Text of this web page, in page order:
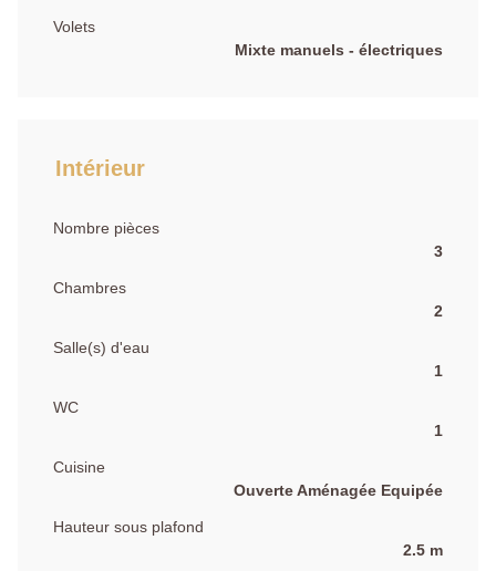
Volets
Mixte manuels - électriques
Intérieur
Nombre pièces
3
Chambres
2
Salle(s) d'eau
1
WC
1
Cuisine
Ouverte Aménagée Equipée
Hauteur sous plafond
2.5 m